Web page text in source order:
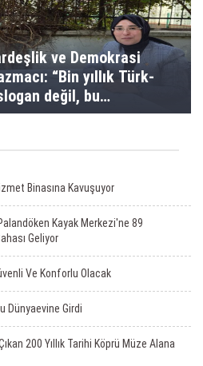
ve Demokrasi
Türk-
değil, bu
Binasına Kavuşuyor
Kayak Merkezi'ne 89
Geliyor
Ve Konforlu Olacak
Dünyaevine Girdi
200 Yıllık Tarihi Köprü Müze Alana